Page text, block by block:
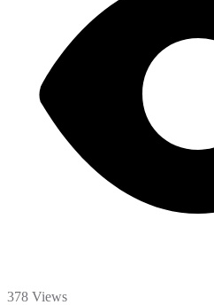
378 Views